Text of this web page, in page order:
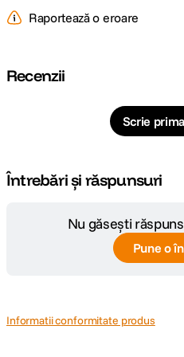
Raportează o eroare
Recenzii
Scrie
Întrebări și răspunsuri
Nu găsești
Pune o
Informatii conformitate produs